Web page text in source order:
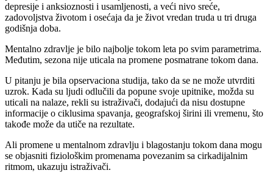
depresije i anksioznosti i usamljenosti, a veći nivo sreće,
zadovoljstva životom i osećaja da je život vredan truda u tri druga
godišnja doba.
Mentalno zdravlje je bilo najbolje tokom leta po svim parametrima.
Međutim, sezona nije uticala na promene posmatrane tokom dana.
U pitanju je bila opservaciona studija, tako da se ne može utvrditi
uzrok. Kada su ljudi odlučili da popune svoje upitnike, možda su
uticali na nalaze, rekli su istraživači, dodajući da nisu dostupne
informacije o ciklusima spavanja, geografskoj širini ili vremenu, što
takođe može da utiče na rezultate.
Ali promene u mentalnom zdravlju i blagostanju tokom dana mogu
se objasniti fiziološkim promenama povezanim sa cirkadijalnim
ritmom, ukazuju istraživači.